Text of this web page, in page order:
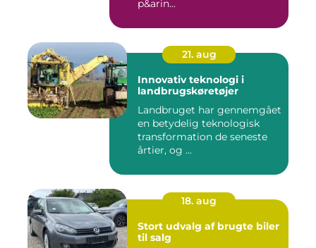
p&arin...
21. aug
Innovativ teknologi i
landbrugskøretøjer
Landbruget har gennemgået
en betydelig teknologisk
transformation de seneste
årtier, og ...
18. aug
Stort udvalg af brugte biler
til salg